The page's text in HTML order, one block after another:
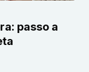
passo a